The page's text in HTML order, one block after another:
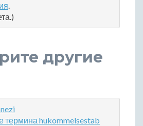
.
другие
термина hukommelsestab